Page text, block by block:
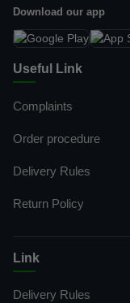
Download our app
Useful Link
Complaints
Order procedure
Delivery Rules
Return Policy
Link
Delivery Rules